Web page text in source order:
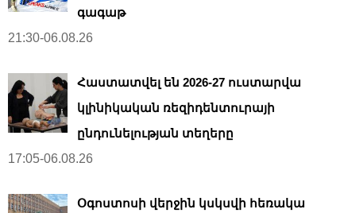
գագաթ
21:30-06.08.26
Հաստատվել են 2026-27 ուստարվա
կլինիկական ռեզիդենտուրայի
ընդունելության տեղերը
17:05-06.08.26
Օգոստոսի վերջին կսկսվի հեռակա